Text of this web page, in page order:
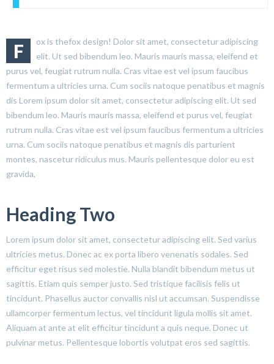
F
ox is thefox design! Dolor sit amet, consectetur adipiscing
elit. Ut sed bibendum leo. Mauris mauris massa, eleifend et
purus vel, feugiat rutrum nulla. Cras vitae est vel ipsum faucibus
fermentum a ultricies urna. Cum sociis natoque penatibus et magnis
dis Lorem ipsum dolor sit amet, consectetur adipiscing elit. Ut sed
bibendum leo. Mauris mauris massa, eleifend et purus vel, feugiat
rutrum nulla. Cras vitae est vel ipsum faucibus fermentum a ultricies
urna. Cum sociis natoque penatibus et magnis dis parturient
montes, nascetur ridiculus mus. Mauris pellentesque dolor eu est
gravida,
Heading Two
Lorem ipsum dolor sit amet, consectetur adipiscing elit. Sed varius
ultricies metus. Donec ac ex porta libero venenatis sodales. Sed
efficitur eget risus sed molestie. Nulla blandit bibendum metus ut
sagittis. Etiam quis semper justo. Sed tristique facilisis felis ut
tincidunt. Phasellus auctor convallis nisl ut accumsan. Suspendisse
ullamcorper fermentum lectus, vel tincidunt ligula mollis sit amet.
Aliquam at ante at elit efficitur tincidunt a quis neque. Donec ut
pulvinar metus. Pellentesque lobortis volutpat eros sed sagittis.